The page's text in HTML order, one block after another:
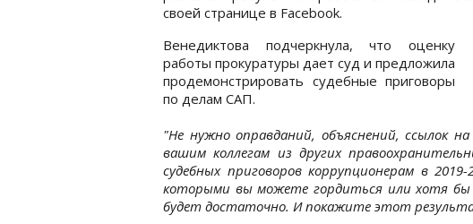
своей странице в Facebook.
Венедиктова подчеркнула, что оценку
работы прокуратуры дает суд и предложила
продемонстрировать судебные приговоры
по делам САП.
"Не нужно оправданий, объяснений, ссылок
вашим коллегам из других
судебных приговоров коррупционерам в
которыми вы можете гордиться или хотя
будет достаточно. И покажите этот